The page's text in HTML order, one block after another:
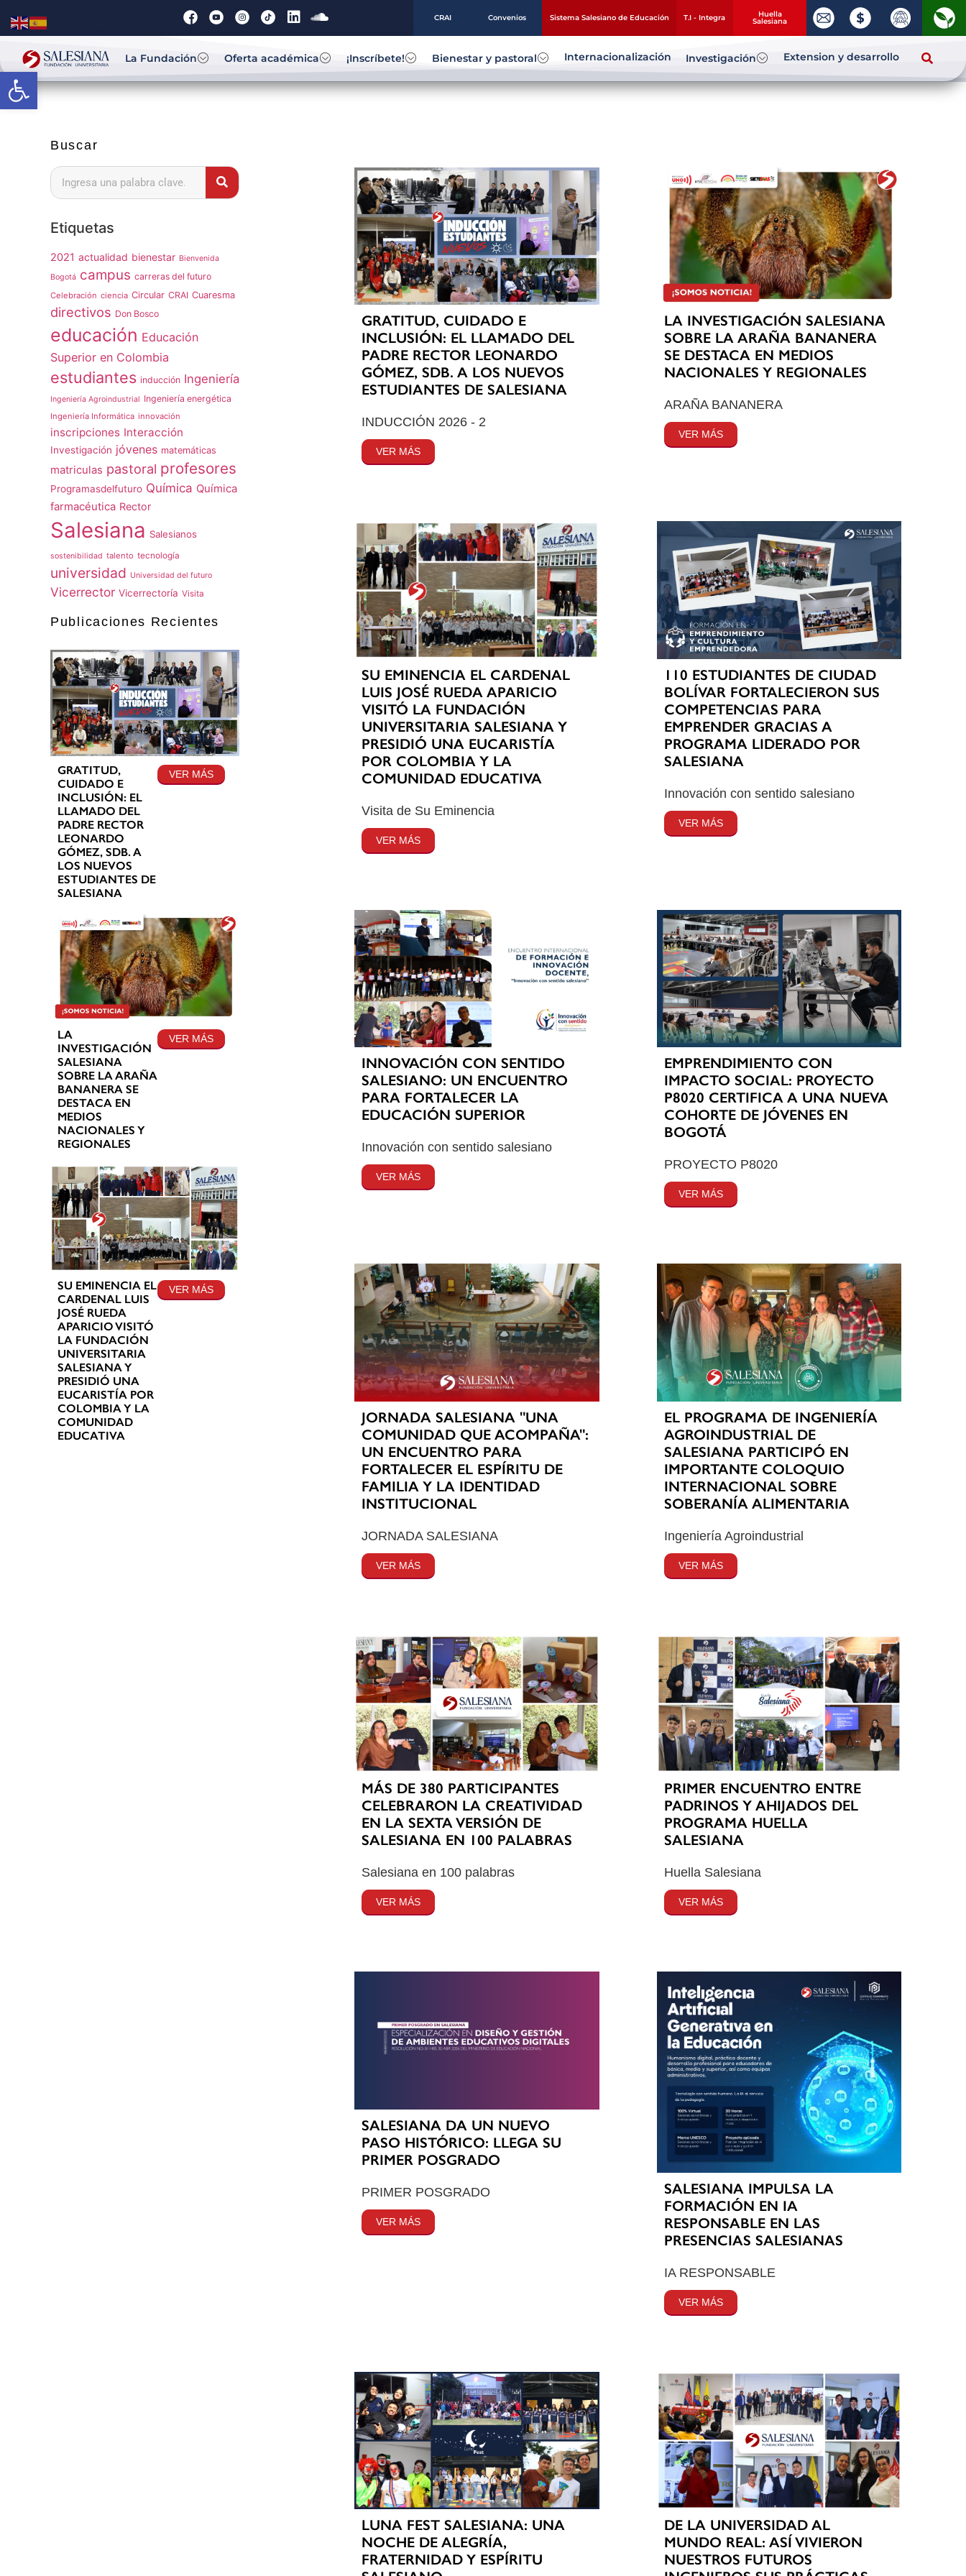
Abrir barra de herramientas
CRAI Convenios Sistema Salesiano de Educación T.I - Integra Huella
Salesiana
La Fundación Oferta académica ¡Inscríbete! Bienestar y pastoral Internacionalización Investigación Extension y desarrollo
Buscar
Etiquetas
2021 actualidad bienestar Bienvenida
Bogotá campus carreras del futuro
Celebración ciencia Circular CRAI Cuaresma
directivos Don Bosco
educación Educación
Superior en Colombia
estudiantes inducción Ingeniería
Ingeniería Agroindustrial Ingeniería energética
Ingeniería Informática innovación
inscripciones Interacción
Investigación jóvenes matemáticas
matriculas pastoral profesores
Programasdelfuturo Química Química
farmacéutica Rector
Salesiana Salesianos
sostenibilidad talento tecnología
universidad Universidad del futuro
Vicerrector Vicerrectoría Visita
Publicaciones Recientes
GRATITUD,
CUIDADO E
INCLUSIÓN: EL
LLAMADO DEL
PADRE RECTOR
LEONARDO
GÓMEZ, SDB. A
LOS NUEVOS
ESTUDIANTES DE
SALESIANA
VER MÁS
LA
INVESTIGACIÓN
SALESIANA
SOBRE LA ARAÑA
BANANERA SE
DESTACA EN
MEDIOS
NACIONALES Y
REGIONALES
VER MÁS
SU EMINENCIA EL
CARDENAL LUIS
JOSÉ RUEDA
APARICIO VISITÓ
LA FUNDACIÓN
UNIVERSITARIA
SALESIANA Y
PRESIDIÓ UNA
EUCARISTÍA POR
COLOMBIA Y LA
COMUNIDAD
EDUCATIVA
VER MÁS
GRATITUD, CUIDADO E
INCLUSIÓN: EL LLAMADO DEL
PADRE RECTOR LEONARDO
GÓMEZ, SDB. A LOS NUEVOS
ESTUDIANTES DE SALESIANA
INDUCCIÓN 2026 - 2
VER MÁS
LA INVESTIGACIÓN SALESIANA
SOBRE LA ARAÑA BANANERA
SE DESTACA EN MEDIOS
NACIONALES Y REGIONALES
ARAÑA BANANERA
VER MÁS
SU EMINENCIA EL CARDENAL
LUIS JOSÉ RUEDA APARICIO
VISITÓ LA FUNDACIÓN
UNIVERSITARIA SALESIANA Y
PRESIDIÓ UNA EUCARISTÍA
POR COLOMBIA Y LA
COMUNIDAD EDUCATIVA
Visita de Su Eminencia
VER MÁS
110 ESTUDIANTES DE CIUDAD
BOLÍVAR FORTALECIERON SUS
COMPETENCIAS PARA
EMPRENDER GRACIAS A
PROGRAMA LIDERADO POR
SALESIANA
Innovación con sentido salesiano
VER MÁS
INNOVACIÓN CON SENTIDO
SALESIANO: UN ENCUENTRO
PARA FORTALECER LA
EDUCACIÓN SUPERIOR
Innovación con sentido salesiano
VER MÁS
EMPRENDIMIENTO CON
IMPACTO SOCIAL: PROYECTO
P8020 CERTIFICA A UNA NUEVA
COHORTE DE JÓVENES EN
BOGOTÁ
PROYECTO P8020
VER MÁS
JORNADA SALESIANA "UNA
COMUNIDAD QUE ACOMPAÑA":
UN ENCUENTRO PARA
FORTALECER EL ESPÍRITU DE
FAMILIA Y LA IDENTIDAD
INSTITUCIONAL
JORNADA SALESIANA
VER MÁS
EL PROGRAMA DE INGENIERÍA
AGROINDUSTRIAL DE
SALESIANA PARTICIPÓ EN
IMPORTANTE COLOQUIO
INTERNACIONAL SOBRE
SOBERANÍA ALIMENTARIA
Ingeniería Agroindustrial
VER MÁS
MÁS DE 380 PARTICIPANTES
CELEBRARON LA CREATIVIDAD
EN LA SEXTA VERSIÓN DE
SALESIANA EN 100 PALABRAS
Salesiana en 100 palabras
VER MÁS
PRIMER ENCUENTRO ENTRE
PADRINOS Y AHIJADOS DEL
PROGRAMA HUELLA
SALESIANA
Huella Salesiana
VER MÁS
SALESIANA DA UN NUEVO
PASO HISTÓRICO: LLEGA SU
PRIMER POSGRADO
PRIMER POSGRADO
VER MÁS
SALESIANA IMPULSA LA
FORMACIÓN EN IA
RESPONSABLE EN LAS
PRESENCIAS SALESIANAS
IA RESPONSABLE
VER MÁS
LUNA FEST SALESIANA: UNA
NOCHE DE ALEGRÍA,
FRATERNIDAD Y ESPÍRITU
DE LA UNIVERSIDAD AL
MUNDO REAL: ASÍ VIVIERON
NUESTROS FUTUROS